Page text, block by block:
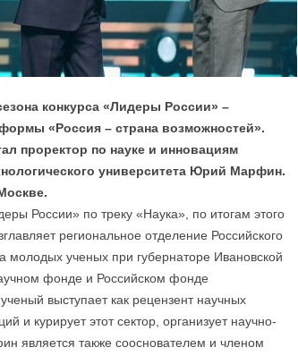
конкурса «Лидеры России» –
«Россия – страна возможностей».
проректор по науке и инновациям
университета Юрий Марфин.
России» по треку «Наука», по итогам этого
региональное отделение Российского
молодых ученых при губернаторе Ивановской
фонде и Российском фонде
выступает как рецензент научных
и курирует этот сектор, организует научно-
является также сооснователем и членом